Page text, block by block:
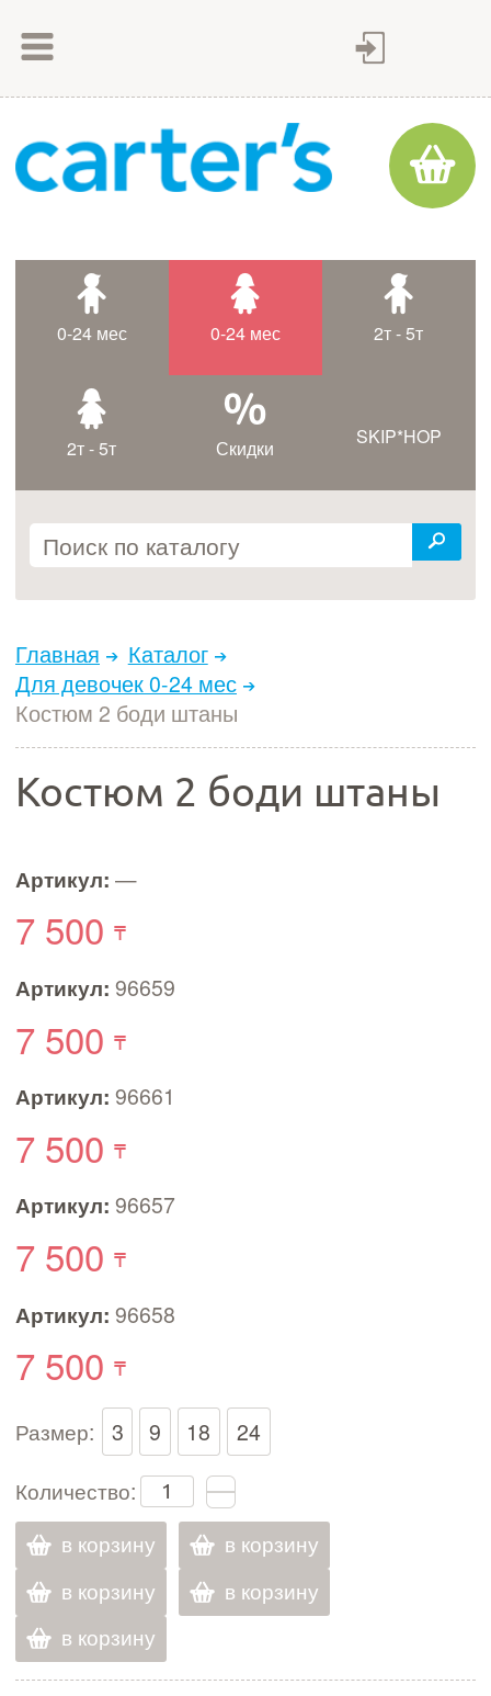
Как оплатить
Доставка товара
Контакты
0-24 мес 0-24 мес 2т - 5т
2т - 5т Скидки SKIP*HOP
Главная
Каталог
Для девочек 0-24 мес
Костюм 2 боди штаны
Костюм 2 боди штаны
Артикул: —
7 500
Артикул: 96659
7 500
Артикул: 96661
7 500
Артикул: 96657
7 500
Артикул: 96658
7 500
Размер: 3 9 18
24
Количество:
в корзину
в корзину
в корзину
в корзину
в корзину